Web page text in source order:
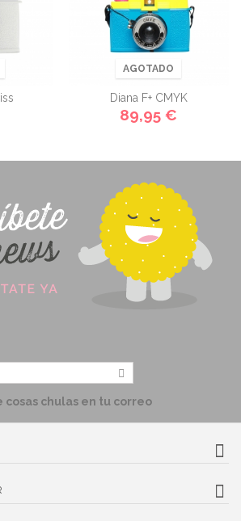
AGOTADO
Diana F+ CMYK
89,95 €
cosas chulas en tu correo